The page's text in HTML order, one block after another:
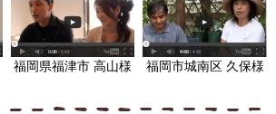
福岡県福津市 高山様 福岡市城南区 久保様